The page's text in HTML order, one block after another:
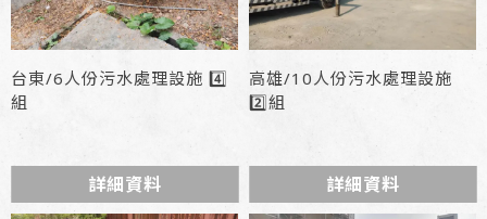
台東/6人份污水處理設施 4️⃣
組
詳細資料
高雄/10人份污水處理設施
2️⃣組
詳細資料